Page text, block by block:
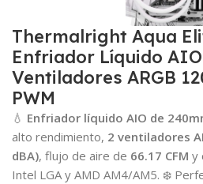
Thermalright Aqua
Enfriador Líquido AIO
Ventiladores ARGB
PWM
💧 Enfriador líquido AIO de
alto rendimiento, 2 ventiladores
dBA), flujo de aire de 66.17 CFM y
Intel LGA y AMD AM4/AM5. ❄️